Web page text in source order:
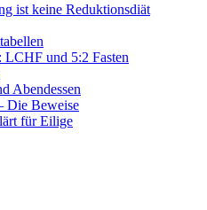
ist keine Reduktionsdiät
LCHF und 5:2 Fasten
Abendessen
Die Beweise
für Eilige